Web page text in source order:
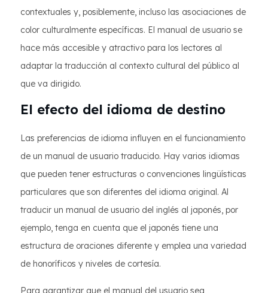
contextuales y, posiblemente, incluso las asociaciones de
color culturalmente específicas. El manual de usuario se
hace más accesible y atractivo para los lectores al
adaptar la traducción al contexto cultural del público al
que va dirigido.
El efecto del idioma de destino
Las preferencias de idioma influyen en el funcionamiento
de un manual de usuario traducido. Hay varios idiomas
que pueden tener estructuras o convenciones lingüísticas
particulares que son diferentes del idioma original. Al
traducir un manual de usuario del inglés al japonés, por
ejemplo, tenga en cuenta que el japonés tiene una
estructura de oraciones diferente y emplea una variedad
de honoríficos y niveles de cortesía.
Para garantizar que el manual del usuario sea